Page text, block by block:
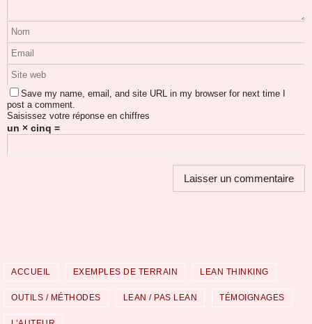
Save my name, email, and site URL in my browser for next time I
post a comment.
Saisissez votre réponse en chiffres
un × cinq =
ACCUEIL EXEMPLES DE TERRAIN LEAN THINKING
OUTILS / MÉTHODES LEAN / PAS LEAN TÉMOIGNAGES